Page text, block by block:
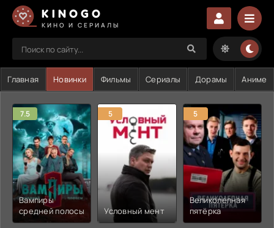
KINOGO
КИНО И СЕРИАЛЫ
Главная Новинки Фильмы Сериалы Дорамы Аниме
7.5
Вампиры
средней полосы
5
Условный мент
5
Великолепная
пятёрка